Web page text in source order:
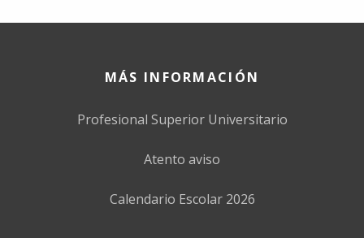
MÁS INFORMACIÓN
Profesional Superior Universitario
Atento aviso
Calendario Escolar 2026